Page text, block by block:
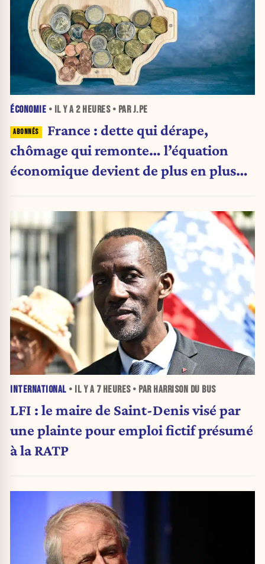
ÉCONOMIE • IL Y A 2 HEURES• PAR J.PE
France : dette qui dérape,
chômage qui remonte… l’équation
économique devient de plus en plus
INTERNATIONAL • IL Y A 7 HEURES• PAR HARRISON DU BUS
LFI : le maire de Saint-Denis visé par
une plainte pour emploi fictif présumé
à la RATP